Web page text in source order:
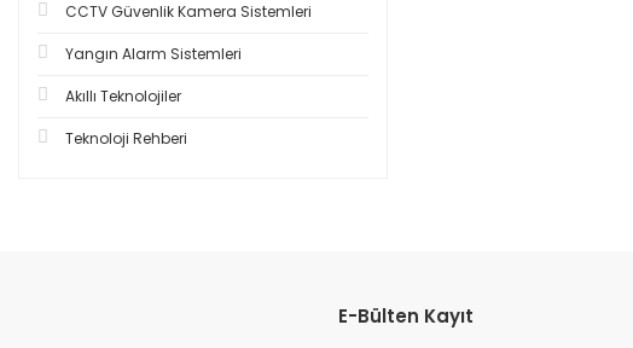
CCTV Güvenlik Kamera Sistemleri
Yangın Alarm Sistemleri
Akıllı Teknolojiler
Teknoloji Rehberi
E-Bülten Kayıt